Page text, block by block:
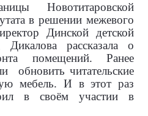
Новотитаровской
в решении межевого
Динской детской
Дикалова рассказала о
помещений. Ранее
обновить читательские
мебель. И в этот раз
в своём участии в